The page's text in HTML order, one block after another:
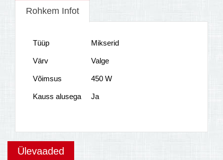
Rohkem Infot
Tüüp Mikserid
Värv Valge
Võimsus 450 W
Kauss alusega Ja
Ülevaaded